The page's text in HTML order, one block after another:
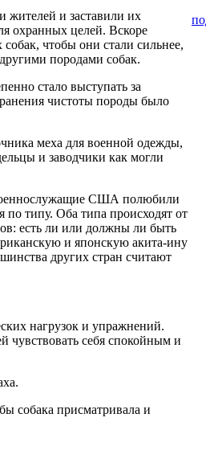
жителей и заставили их
охранных целей. Вскоре
чтобы они стали сильнее,
породами собак.
стало выступать за
чистоты породы было
меха для военной одежды,
и заводчики как могли
США полюбили
типу. Оба типа происходят от
есть ли или должны ли быть
и японскую акита-ину
других стран считают
нагрузок и упражнений.
чувствовать себя спокойным и
собака присматривала и